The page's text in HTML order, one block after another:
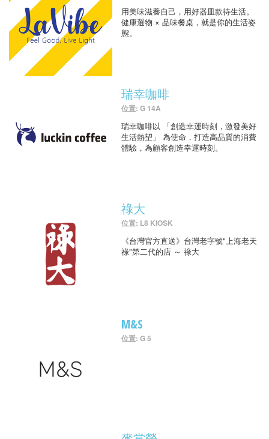
用美味滋養自己，用好器皿款待生活。
健康選物 × 品味餐桌，就是你的生活姿
態。
瑞幸咖啡
位置: G 14A
瑞幸咖啡以 「創造幸運時刻，激發美好
生活熱望」 為使命，打造高品質的消費
體驗，為顧客創造幸運時刻。
祿大
位置: L8 KIOSK
《台灣官方直送》台灣老字號"上海老天
祿"第二代的店 ～ 祿大
M&S
位置: G 5